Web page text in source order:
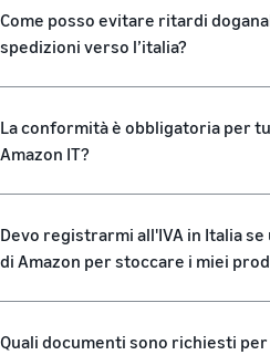
Come posso evitare ritardi
spedizioni verso l’italia?
La conformità è obbligatoria per
Amazon IT?
Devo registrarmi all'IVA in Italia
di Amazon per stoccare i miei
Quali documenti sono richiesti